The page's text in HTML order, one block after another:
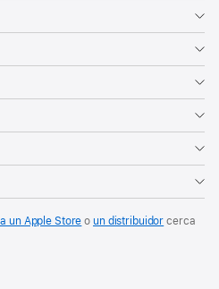
un Apple Store oun distribuidor cerca